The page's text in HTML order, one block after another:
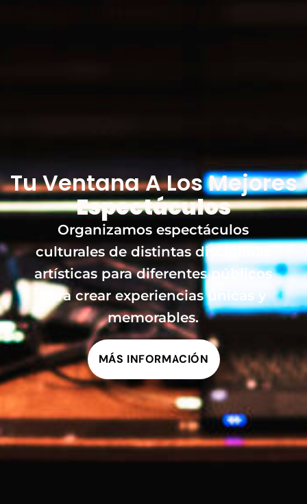
Tu Ventana A Los Mejores
Espectáculos
Organizamos espectáculos
culturales de distintas disciplinas
artísticas para diferentes públicos
para crear experiencias únicas y
memorables.
MÁS INFORMACIÓN